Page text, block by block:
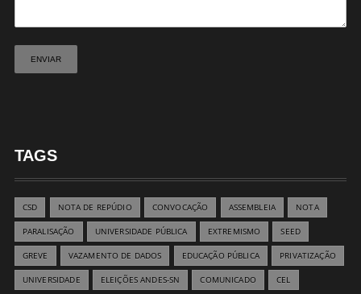
TAGS
CSD NOTA DE REPÚDIO CONVOCAÇÃO ASSEMBLEIA NOTA
PARALISAÇÃO UNIVERSIDADE PÚBLICA EXTREMISMO SEED
GREVE VAZAMENTO DE DADOS EDUCAÇÃO PÚBLICA PRIVATIZAÇÃO
UNIVERSIDADE ELEIÇÕES ANDES-SN COMUNICADO CEL